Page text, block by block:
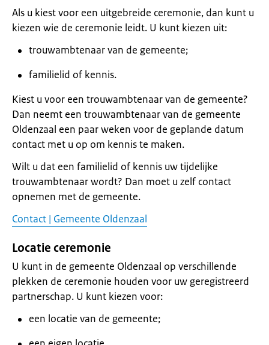
Als u kiest voor een uitgebreide ceremonie, dan kunt u
kiezen wie de ceremonie leidt. U kunt kiezen uit:
trouwambtenaar van de gemeente;
familielid of kennis.
Kiest u voor een trouwambtenaar van de gemeente?
Dan neemt een trouwambtenaar van de gemeente
Oldenzaal een paar weken voor de geplande datum
contact met u op om kennis te maken.
Wilt u dat een familielid of kennis uw tijdelijke
trouwambtenaar wordt? Dan moet u zelf contact
opnemen met de gemeente.
Contact | Gemeente Oldenzaal
Locatie ceremonie
U kunt in de gemeente Oldenzaal op verschillende
plekken de ceremonie houden voor uw geregistreerd
partnerschap. U kunt kiezen voor:
een locatie van de gemeente;